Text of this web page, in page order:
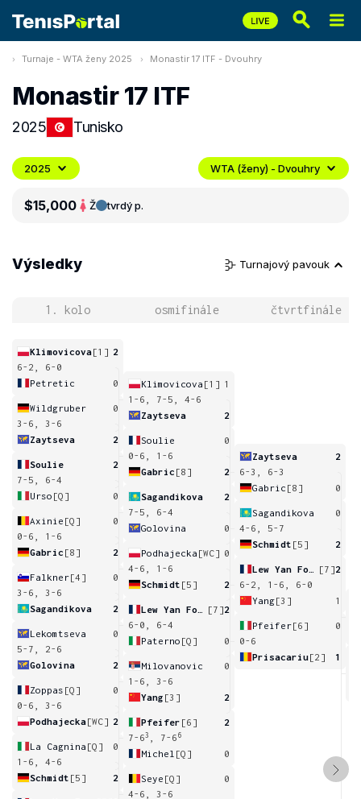
Turnaje - WTA ženy 2025 Monastir 17 ITF - Dvouhry
Monastir 17 ITF
2025 Tunisko
2025 WTA (ženy) - Dvouhry
$15,000 Ž tvrdý p.
Výsledky Turnajový pavouk
1. kolo osmifinále čtvrtfinále
Klimovicova[1] 2
6-2, 6-0
Petretic
0
Wildgruber
0
3-6, 3-6
Zaytseva
2
Soulie
2
7-5, 6-4
Urso [Q] 0
Axinie [Q]
0
0-6, 1-6
Gabric [8] 2
Falkner[4]
0
3-6, 3-6
Sagandikova
2
Lekomtseva
0
5-7, 2-6
Golovina
2
Zoppas [Q]
0
0-6, 3-6
Podhajecka[WC] 2
La Cagnina [Q]
0
1-6, 4-6
Schmidt [5] 2
Klimovicova [1] 1
1-6, 7-5, 4-6
Zaytseva
2
Soulie
0
0-6, 1-6
Gabric [8] 2
Sagandikova
2
7-5, 6-4
Golovina
0
Podhajecka [WC] 0
4-6, 1-6
Schmidt [5] 2
[7]2
6-0, 6-4
Paterno [Q] 0
Milovanovic
0
1-6, 3-6
Yang [3] 2
Pfeifer [6]
2
7-63 , 7-6 6
Michel [Q] 0
Seye [Q]
0
4-6, 3-6
Zaytseva
2
6-3, 6-3
Gabric [8] 0
Sagandikova
0
4-6, 5-7
Schmidt [5] 2
[7]2
6-2, 1-6, 6-0
Yang[3] 1
Pfeifer[6]
0
0-6
Prisacariu[2] 1